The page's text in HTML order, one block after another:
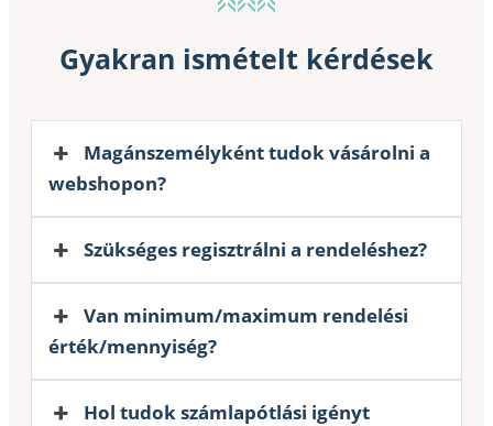
Gyakran ismételt kérdések
Magánszemélyként tudok vásárolni a
webshopon?
Szükséges regisztrálni a rendeléshez?
Van minimum/maximum rendelési
érték/mennyiség?
Hol tudok számlapótlási igényt